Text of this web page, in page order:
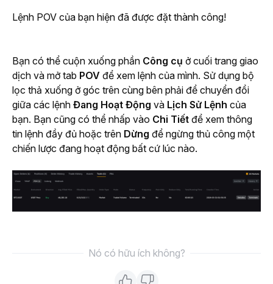
Lệnh POV của bạn hiện đã được đặt thành công!
Bạn có thể cuộn xuống phần Công cụ ở cuối trang giao
dịch và mở tab POV để xem lệnh của mình. Sử dụng bộ
lọc thả xuống ở góc trên cùng bên phải để chuyển đổi
giữa các lệnh Đang Hoạt Động và Lịch Sử Lệnh của
bạn. Bạn cũng có thể nhấp vào Chi Tiết để xem thông
tin lệnh đầy đủ hoặc trên Dừng để ngừng thủ công một
chiến lược đang hoạt động bất cứ lúc nào.
Nó có hữu ích không?